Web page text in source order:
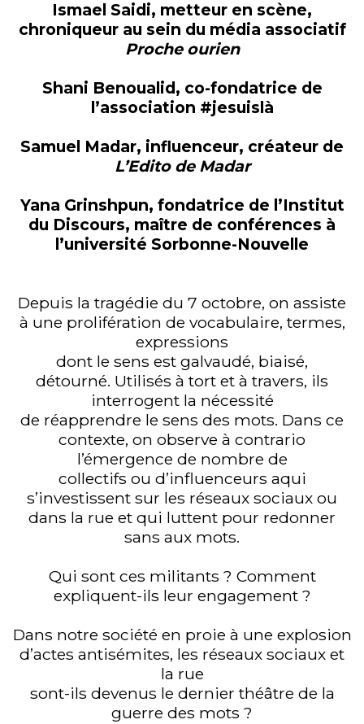
Ismael Saidi, metteur en scène,
chroniqueur au sein du média associatif
Proche ourien
Shani Benoualid, co-fondatrice de
l’association #jesuislà
Samuel Madar, influenceur, créateur de
L’Edito de Madar
Yana Grinshpun, fondatrice de l’Institut
du Discours, maître de conférences à
l’université Sorbonne-Nouvelle
Depuis la tragédie du 7 octobre, on assiste
à une prolifération de vocabulaire, termes,
expressions
dont le sens est galvaudé, biaisé,
détourné. Utilisés à tort et à travers, ils
interrogent la nécessité
de réapprendre le sens des mots. Dans ce
contexte, on observe à contrario
l’émergence de nombre de
collectifs ou d’influenceurs aqui
s’investissent sur les réseaux sociaux ou
dans la rue et qui luttent pour redonner
sans aux mots.
Qui sont ces militants ? Comment
expliquent-ils leur engagement ?
Dans notre société en proie à une explosion
d’actes antisémites, les réseaux sociaux et
la rue
sont-ils devenus le dernier théâtre de la
guerre des mots ?